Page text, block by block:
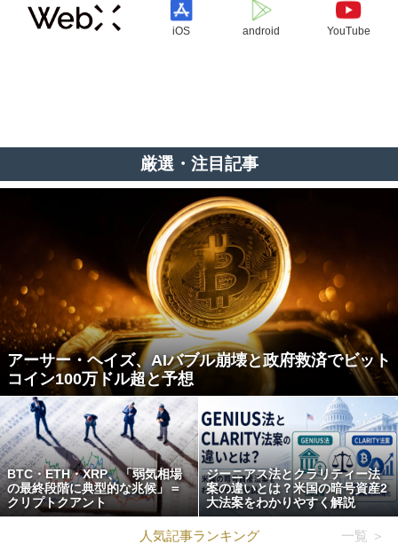
iOS android YouTube
厳選・注目記事
アーサー・ヘイズ、AIバブル崩壊と政府救済でビット
コイン100万ドル超と予想
BTC・ETH・XRP、「弱気相場
の最終段階に典型的な兆候」＝
クリプトクアント
ジーニアス法とクラリティー法
案の違いとは？米国の暗号資産2
大法案をわかりやすく解説
人気記事ランキング 一覧 ＞